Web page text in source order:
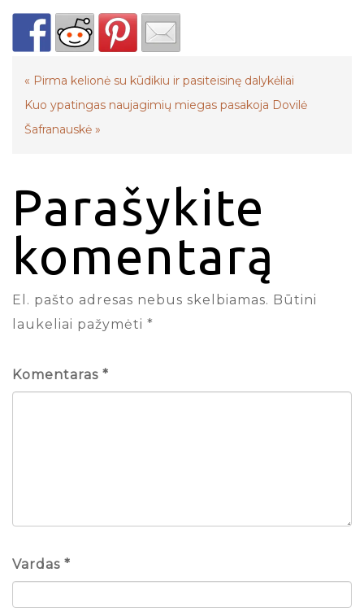
« Pirma kelionė su kūdikiu ir pasiteisinę dalykėliai
Kuo ypatingas naujagimių miegas pasakoja Dovilė
Šafranauskė »
Parašykite
komentarą
El. pašto adresas nebus skelbiamas. Būtini
laukeliai pažymėti *
Komentaras *
Vardas *